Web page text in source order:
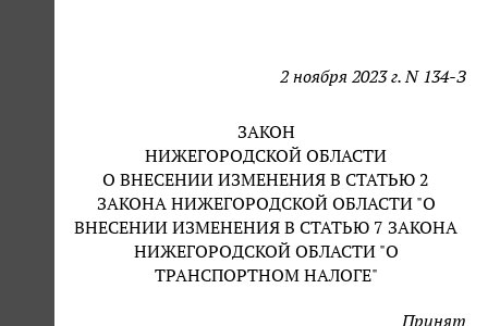
2 ноября 2023 г. N 134-З
ЗАКОН
НИЖЕГОРОДСКОЙ ОБЛАСТИ
О ВНЕСЕНИИ ИЗМЕНЕНИЯ В СТАТЬЮ 2
ЗАКОНА НИЖЕГОРОДСКОЙ ОБЛАСТИ "О
ВНЕСЕНИИ ИЗМЕНЕНИЯ В СТАТЬЮ 7 ЗАКОНА
НИЖЕГОРОДСКОЙ ОБЛАСТИ "О
ТРАНСПОРТНОМ НАЛОГЕ"
Принят